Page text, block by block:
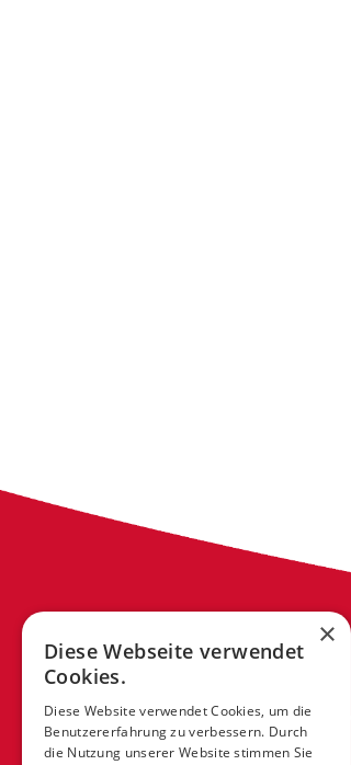
×
Diese Webseite verwendet
Cookies.
Diese Website verwendet Cookies, um die
Benutzererfahrung zu verbessern. Durch
die Nutzung unserer Website stimmen Sie